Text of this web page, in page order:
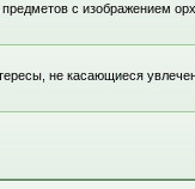
с изображением
не касающиеся